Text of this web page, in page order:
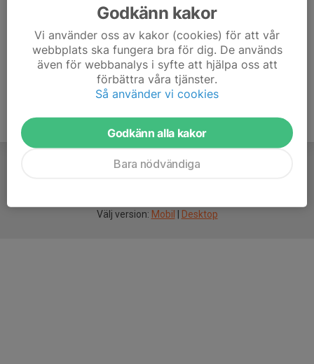
Välj version: Mobil Desktop
Godkänn kakor
Vi använder oss av kakor (cookies) för att vår
webbplats ska fungera bra för dig. De används
även för webbanalys i syfte att hjälpa oss att
förbättra våra tjänster.
Så använder vi cookies
Godkänn alla kakor
Bara nödvändiga